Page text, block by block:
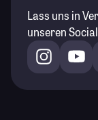
Lass uns in
unseren